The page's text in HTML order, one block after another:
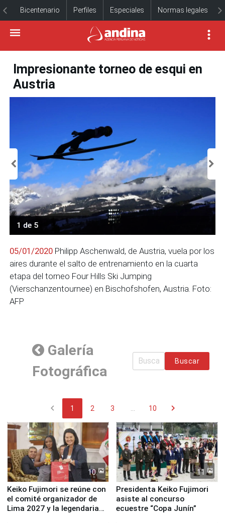
Bicentenario Perfiles Especiales Normas legales
Impresionante torneo de esqui en
Austria
1 de 5
05/01/2020 Philipp Aschenwald, de Austria, vuela por los
aires durante el salto de entrenamiento en la cuarta
etapa del torneo Four Hills Ski Jumping
(Vierschanzentournee) en Bischofshofen, Austria. Foto:
AFP
Galería
Fotográfica
Buscar
chevron_left 1 2 3 10 chevron_right
10
Keiko Fujimori se reúne con
el comité organizador de
Lima 2027 y la legendaria
11
Presidenta Keiko Fujimori
asiste al concurso
ecuestre “Copa Junín”